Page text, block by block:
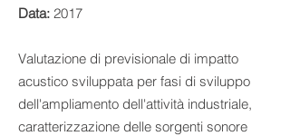
Data: 2017
Valutazione di previsionale di impatto
acustico sviluppata per fasi di sviluppo
dell'ampliamento dell'attività industriale,
caratterizzazione delle sorgenti sonore